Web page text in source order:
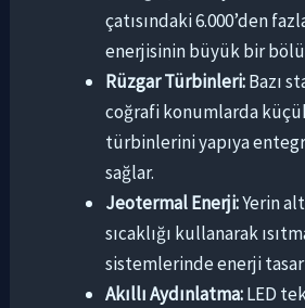
çatısındaki 6.000’den
enerjisinin büyük bir
Rüzgar Türbinleri:Bazı
coğrafi konumlarda
türbinlerini yapıya
sağlar.
Jeotermal Enerji:Yerin
sıcaklığı kullanarak
sistemlerinde enerji
Akıllı Aydınlatma:LED